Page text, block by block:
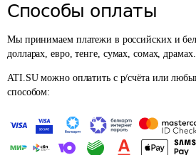
Способы оплаты
Мы принимаем платежи в российских и
долларах, евро, тенге, сумах, сомах, драмах.
ATI.SU можно оплатить с р/счёта или
способом: